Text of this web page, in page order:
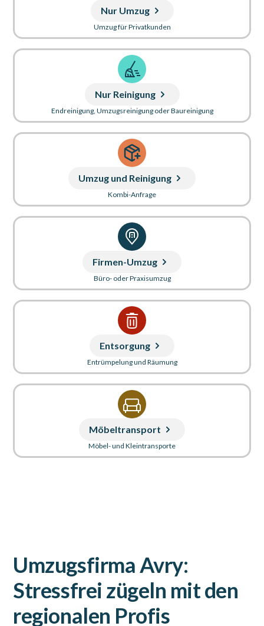
Nur Umzug
Umzug für Privatkunden
Nur Reinigung
Endreinigung, Umzugsreinigung oder Baureinigung
Umzug und Reinigung
Kombi-Anfrage
Firmen-Umzug
Büro- oder Praxisumzug
Entsorgung
Entrümpelung und Räumung
Möbeltransport
Möbel- und Kleintransporte
Umzugsfirma Avry:
Stressfrei zügeln mit den
regionalen Profis